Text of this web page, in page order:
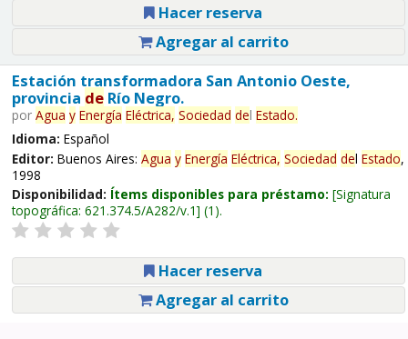
Hacer reserva
Agregar al carrito
Estación transformadora San Antonio Oeste,
provincia deRío Negro.
por Agua y Energía Eléctrica, Sociedad del Estado.
Idioma: Español
Editor: Buenos Aires: Agua y Energía Eléctrica, Sociedad del Estado,
1998
Disponibilidad: Ítems disponibles para préstamo: Signatura
topográfica: 621.374.5/A282/v.1 (1).
Hacer reserva
Agregar al carrito